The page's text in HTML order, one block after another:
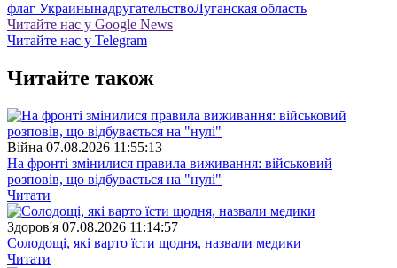
флаг УкраинынадругательствоЛуганская область
Читайте нас у Google News
Читайте нас у Telegram
Читайте також
Війна 07.08.2026 11:55:13
На фронті змінилися правила виживання: військовий
розповів, що відбувається на "нулі"
Читати
Здоров'я 07.08.2026 11:14:57
Солодощі, які варто їсти щодня, назвали медики
Читати